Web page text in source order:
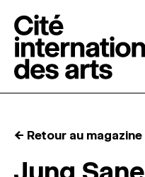
← Retour au magazine